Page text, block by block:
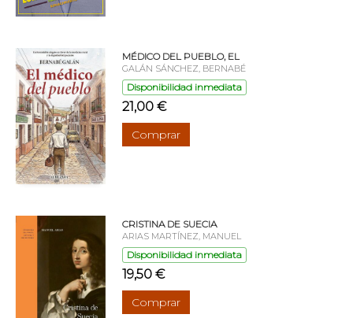
MÉDICO DEL PUEBLO, EL
GALÁN SÁNCHEZ, BERNABÉ
Disponibilidad inmediata
21,00 €
Comprar
CRISTINA DE SUECIA
ARIAS MARTÍNEZ, MANUEL
Disponibilidad inmediata
19,50 €
Comprar